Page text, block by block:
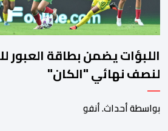
اللبؤات يضمن بطاقة العبور
لنصف نهائي "الكان"
بواسطة أحداث. أنفو